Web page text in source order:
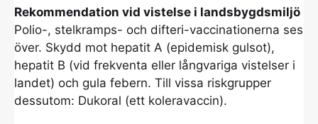
Rekommendation vid vistelse i landsbygdsmiljö
Polio-, stelkramps- och difteri-vaccinationerna ses
över. Skydd mot hepatit A (epidemisk gulsot),
hepatit B (vid frekventa eller långvariga vistelser i
landet) och gula febern. Till vissa riskgrupper
dessutom: Dukoral (ett koleravaccin).